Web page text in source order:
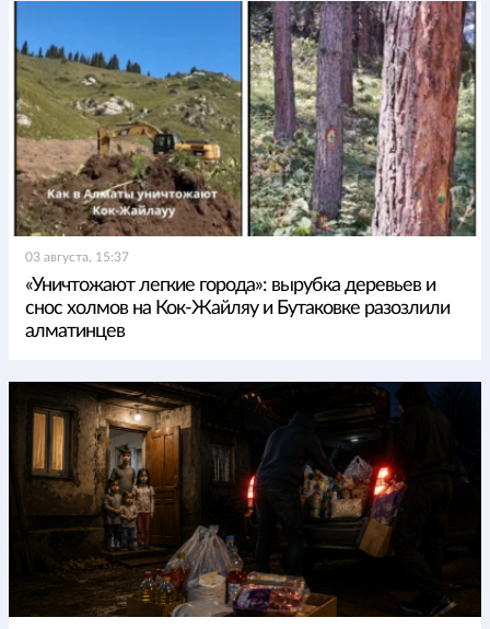
03 августа, 15:37
«Уничтожают легкие города»: вырубка деревьев и
снос холмов на Кок-Жайляу и Бутаковке разозлили
алматинцев